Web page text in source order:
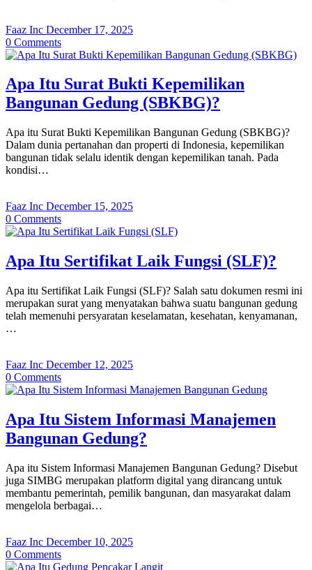
Faaz Inc December 17, 2025
0 Comments
Apa Itu Surat Bukti Kepemilikan
Bangunan Gedung (SBKBG)?
Apa itu Surat Bukti Kepemilikan Bangunan Gedung (SBKBG)?
Dalam dunia pertanahan dan properti di Indonesia, kepemilikan
bangunan tidak selalu identik dengan kepemilikan tanah. Pada
kondisi…
Faaz Inc December 15, 2025
0 Comments
Apa Itu Sertifikat Laik Fungsi (SLF)?
Apa itu Sertifikat Laik Fungsi (SLF)? Salah satu dokumen resmi ini
merupakan surat yang menyatakan bahwa suatu bangunan gedung
telah memenuhi persyaratan keselamatan, kesehatan, kenyamanan,
…
Faaz Inc December 12, 2025
0 Comments
Apa Itu Sistem Informasi Manajemen
Bangunan Gedung?
Apa itu Sistem Informasi Manajemen Bangunan Gedung? Disebut
juga SIMBG merupakan platform digital yang dirancang untuk
membantu pemerintah, pemilik bangunan, dan masyarakat dalam
mengelola berbagai…
Faaz Inc December 10, 2025
0 Comments